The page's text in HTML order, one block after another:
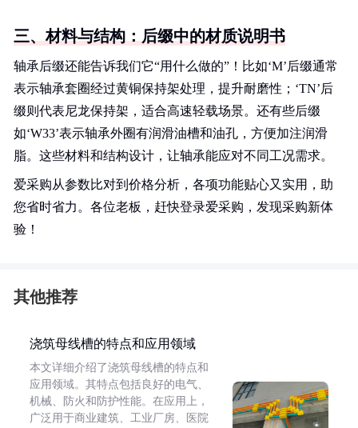
三、材料与结构：后缀中的材质说明书
轴承后缀还能告诉我们它“用什么做的”！比如‘M’后缀通常
表示轴承套圈经过黄铜保持架处理，提升耐磨性；‘TN’后
缀则代表尼龙保持架，适合高速轻载场景。还有些后缀
如‘W33’表示轴承外圈有润滑油槽和油孔，方便加注润滑
脂。这些材料和结构设计，让轴承能应对不同工况需求。
爱采购从参数比对到价格分析，各项功能贴心又实用，助
您省时省力。各位老板，赶快登录爱采购，发现采购新体
验！
其他推荐
浇筑母线槽的特点和应用领域
本文详细介绍了浇筑母线槽的特点和
应用领域。其特点包括良好的电气、
机械、防火和防护性能。在应用上，
广泛用于商业建筑、工业厂房、医院